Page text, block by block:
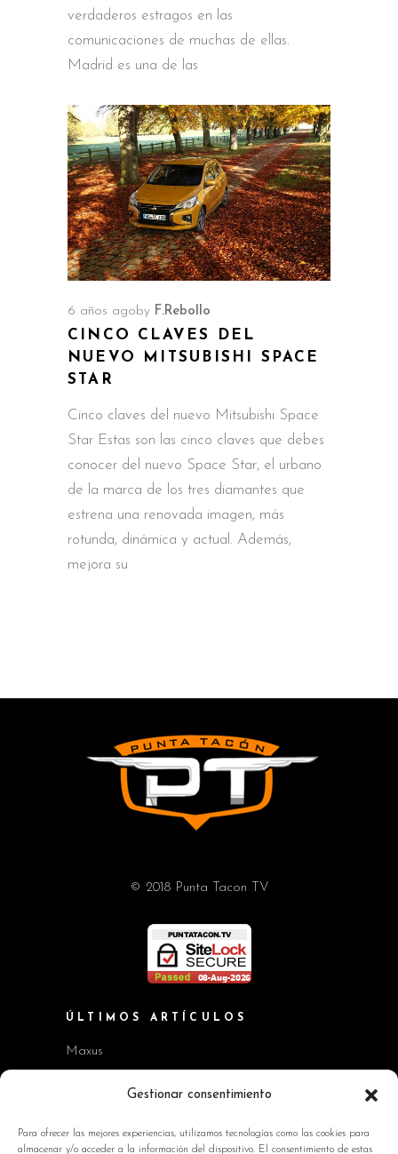
Gestionar consentimiento
Para ofrecer las mejores experiencias, utilizamos tecnologías como las cookies para
almacenar y/o acceder a la información del dispositivo. El consentimiento de estas
verdaderos estragos en las
comunicaciones de muchas de ellas.
Madrid es una de las
6 años ago by F.Rebollo
CINCO CLAVES DEL
NUEVO MITSUBISHI SPACE
STAR
Cinco claves del nuevo Mitsubishi Space
Star Estas son las cinco claves que debes
conocer del nuevo Space Star, el urbano
de la marca de los tres diamantes que
estrena una renovada imagen, más
rotunda, dinámica y actual. Además,
mejora su
© 2018 Punta Tacon TV
ÚLTIMOS ARTÍCULOS
Maxus
Workshop BMW Neue Klasse